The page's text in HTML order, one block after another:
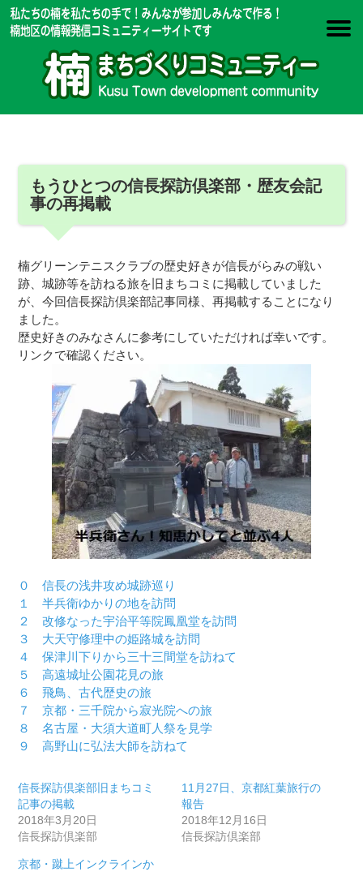
もうひとつの信長探訪倶楽部・歴友会記
事の再掲載
楠グリーンテニスクラブの歴史好きが信長がらみの戦い
跡、城跡等を訪ねる旅を旧まちコミに掲載していました
が、今回信長探訪倶楽部記事同様、再掲載することになり
ました。
歴史好きのみなさんに参考にしていただければ幸いです。
リンクで確認ください。
０ 信長の浅井攻め城跡巡り
１ 半兵衛ゆかりの地を訪問
２ 改修なった宇治平等院鳳凰堂を訪問
３ 大天守修理中の姫路城を訪問
４ 保津川下りから三十三間堂を訪ねて
５ 高遠城址公園花見の旅
６ 飛鳥、古代歴史の旅
７ 京都・三千院から寂光院への旅
８ 名古屋・大須大道町人祭を見学
９ 高野山に弘法大師を訪ねて
信長探訪倶楽部旧まちコミ
記事の掲載
2018年3月20日
信長探訪倶楽部
11月27日、京都紅葉旅行の
報告
2018年12月16日
信長探訪倶楽部
京都・蹴上インクラインか